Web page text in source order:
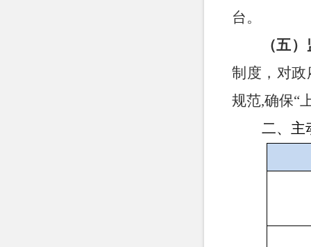
台。
（五
制度，对
规范,确保“
二、主